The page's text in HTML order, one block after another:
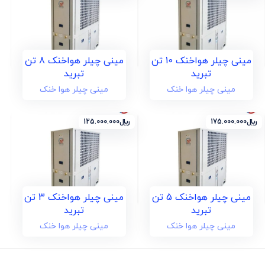
مینی چیلر هواخنک 10 تن
تبرید
مینی چیلر هوا خنک
مینی چیلر هواخنک 8 تن
تبرید
مینی چیلر هوا خنک
مینی چیلر هواخنک 5 تن
تبرید
مینی چیلر هوا خنک
﷼175.000.000
مینی چیلر هواخنک 3 تن
تبرید
مینی چیلر هوا خنک
﷼125.000.000